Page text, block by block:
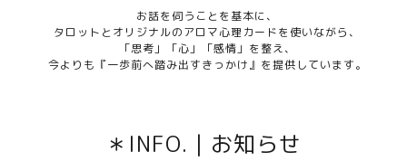
お話を伺うことを基本に、
タロットとオリジナルのアロマ心理カードを使いながら、
「思考」「心」「感情」を整え、
今よりも『一歩前へ踏み出すきっかけ』を提供しています。
＊INFO.｜お知らせ